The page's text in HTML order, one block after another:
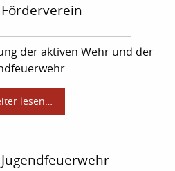
Förderverein
der aktiven Wehr und der
lesen…
Jugendfeuerwehr